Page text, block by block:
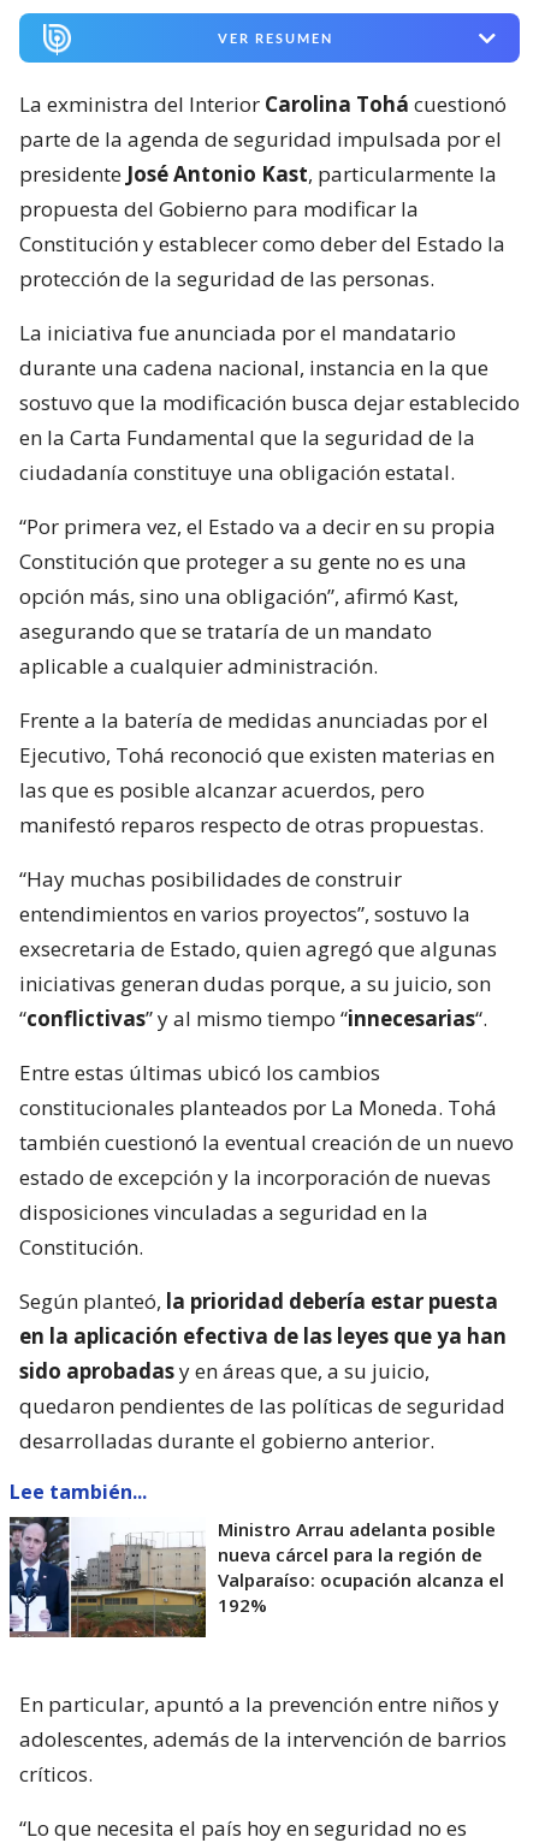
VER RESUMEN
La exministra del Interior Carolina Tohá cuestionó
parte de la agenda de seguridad impulsada por el
presidente José Antonio Kast, particularmente la
propuesta del Gobierno para modificar la
Constitución y establecer como deber del Estado la
protección de la seguridad de las personas.
La iniciativa fue anunciada por el mandatario
durante una cadena nacional, instancia en la que
sostuvo que la modificación busca dejar establecido
en la Carta Fundamental que la seguridad de la
ciudadanía constituye una obligación estatal.
“Por primera vez, el Estado va a decir en su propia
Constitución que proteger a su gente no es una
opción más, sino una obligación”, afirmó Kast,
asegurando que se trataría de un mandato
aplicable a cualquier administración.
Frente a la batería de medidas anunciadas por el
Ejecutivo, Tohá reconoció que existen materias en
las que es posible alcanzar acuerdos, pero
manifestó reparos respecto de otras propuestas.
“Hay muchas posibilidades de construir
entendimientos en varios proyectos”, sostuvo la
exsecretaria de Estado, quien agregó que algunas
iniciativas generan dudas porque, a su juicio, son
“conflictivas” y al mismo tiempo “innecesarias“.
Entre estas últimas ubicó los cambios
constitucionales planteados por La Moneda. Tohá
también cuestionó la eventual creación de un nuevo
estado de excepción y la incorporación de nuevas
disposiciones vinculadas a seguridad en la
Constitución.
Según planteó, la prioridad debería estar puesta
en la aplicación efectiva de las leyes que ya han
sido aprobadasy en áreas que, a su juicio,
quedaron pendientes de las políticas de seguridad
desarrolladas durante el gobierno anterior.
Lee también...
Ministro Arrau adelanta posible
nueva cárcel para la región de
Valparaíso: ocupación alcanza el
192%
En particular, apuntó a la prevención entre niños y
adolescentes, además de la intervención de barrios
críticos.
“Lo que necesita el país hoy en seguridad no es